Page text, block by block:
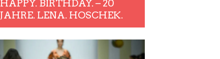
HAPPY. BIRTHDAY. – 20
JAHRE. LENA. HOSCHEK.